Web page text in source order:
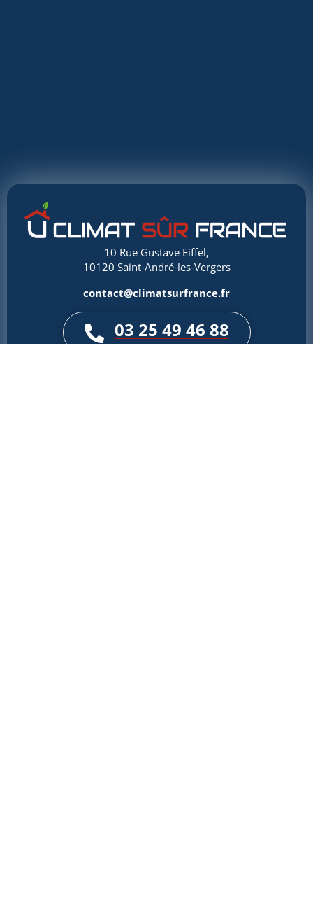
10 Rue Gustave Eiffel,
10120 Saint-André-les-Vergers
contact@climatsurfrance.fr
03 25 49 46 88